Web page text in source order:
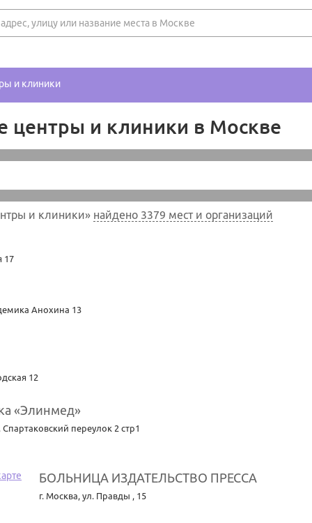
и клиники
центры и клиники в Москве
и клиники» найдено 3379 мест и организаций
17
Анохина 13
12
«Элинмед»
Спартаковский переулок 2 стр1
БОЛЬНИЦА ИЗДАТЕЛЬСТВО ПРЕССА
г. Москва, ул. Правды , 15